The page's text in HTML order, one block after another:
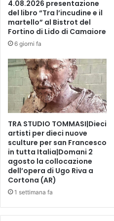
a
i
E
i
s
a
r
u
c
c
i
d
e
d
i
a
e
n
z
e
R
A
O
N
E
M
A
N
D
_
"
T
I
P
R
4.08.2026 presentazione
del libro “Tra l’incudine e il
martello” al Bistrot del
Fortino di Lido di Camaiore
6 giorni fa
TRA STUDIO TOMMASI|Dieci
artisti per dieci nuove
sculture per san Francesco
in tutta Italia|Domani 2
agosto la collocazione
dell’opera di Ugo Riva a
Cortona (AR)
1 settimana fa